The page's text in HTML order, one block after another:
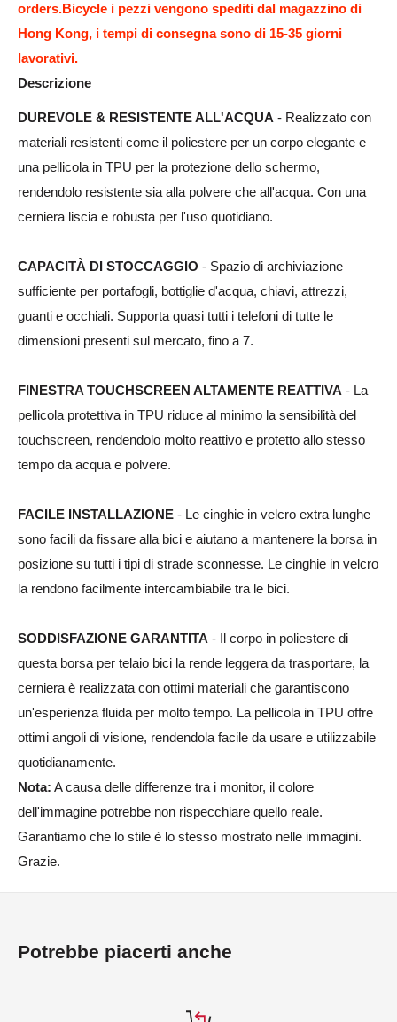
orders.Bicycle i pezzi vengono spediti dal magazzino di
Hong Kong, i tempi di consegna sono di 15-35 giorni
lavorativi.
Descrizione
DUREVOLE & RESISTENTE ALL'ACQUA - Realizzato con
materiali resistenti come il poliestere per un corpo elegante e
una pellicola in TPU per la protezione dello schermo,
rendendolo resistente sia alla polvere che all'acqua. Con una
cerniera liscia e robusta per l'uso quotidiano.
CAPACITÀ DI STOCCAGGIO - Spazio di archiviazione
sufficiente per portafogli, bottiglie d'acqua, chiavi, attrezzi,
guanti e occhiali. Supporta quasi tutti i telefoni di tutte le
dimensioni presenti sul mercato, fino a 7.
FINESTRA TOUCHSCREEN ALTAMENTE REATTIVA - La
pellicola protettiva in TPU riduce al minimo la sensibilità del
touchscreen, rendendolo molto reattivo e protetto allo stesso
tempo da acqua e polvere.
FACILE INSTALLAZIONE - Le cinghie in velcro extra lunghe
sono facili da fissare alla bici e aiutano a mantenere la borsa in
posizione su tutti i tipi di strade sconnesse. Le cinghie in velcro
la rendono facilmente intercambiabile tra le bici.
SODDISFAZIONE GARANTITA - Il corpo in poliestere di
questa borsa per telaio bici la rende leggera da trasportare, la
cerniera è realizzata con ottimi materiali che garantiscono
un'esperienza fluida per molto tempo. La pellicola in TPU offre
ottimi angoli di visione, rendendola facile da usare e utilizzabile
quotidianamente.
Nota: A causa delle differenze tra i monitor, il colore
dell'immagine potrebbe non rispecchiare quello reale.
Garantiamo che lo stile è lo stesso mostrato nelle immagini.
Grazie.
Potrebbe piacerti anche